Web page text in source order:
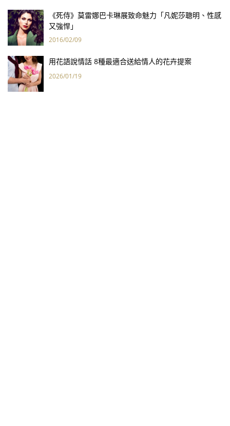
《死侍》莫雷娜巴卡琳展致命魅力「凡妮莎聰明、性感
又強悍」
2016/02/09
用花語說情話 8種最適合送給情人的花卉提案
2026/01/19